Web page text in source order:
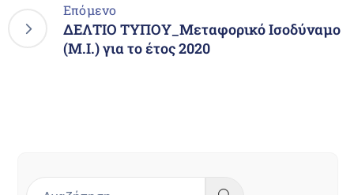
Επόμενο
ΔΕΛΤΙΟ ΤΥΠΟΥ_Μεταφορικό Ισοδύναμο
(Μ.Ι.) για το έτος 2020